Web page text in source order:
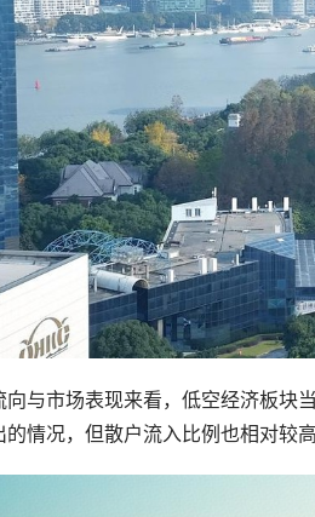
向与市场表现来看，低空经济板块
的情况，但散户流入比例也相对较